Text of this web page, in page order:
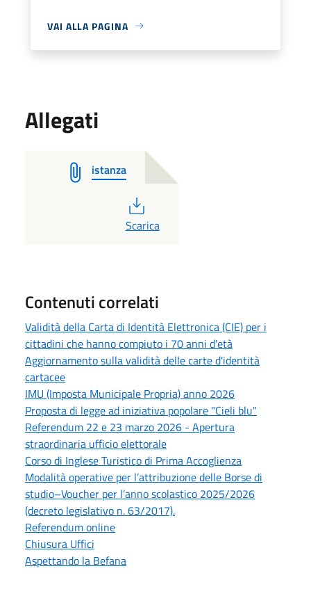
VAI ALLA PAGINA
Allegati
istanza
PDF
Scarica
Contenuti correlati
Validità della Carta di Identità Elettronica (CIE) per i
cittadini che hanno compiuto i 70 anni d'età
Aggiornamento sulla validità delle carte d'identità
cartacee
IMU (Imposta Municipale Propria) anno 2026
Proposta di legge ad iniziativa popolare "Cieli blu"
Referendum 22 e 23 marzo 2026 - Apertura
straordinaria ufficio elettorale
Corso di Inglese Turistico di Prima Accoglienza
Modalità operative per l’attribuzione delle Borse di
studio–Voucher per l’anno scolastico 2025/2026
(decreto legislativo n. 63/2017).
Referendum online
Chiusura Uffici
Aspettando la Befana